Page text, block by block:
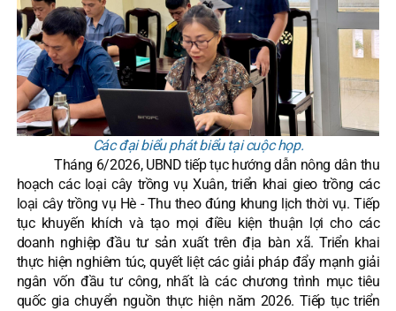
Các đại biểu phát biểu tại cuộc họp.
Tháng 6/2026, UBND tiếp tục hướng dẫn nông dân thu
hoạch các loại cây trồng vụ Xuân, triển khai gieo trồng các
loại cây trồng vụ Hè - Thu theo đúng khung lịch thời vụ. Tiếp
tục khuyến khích và tạo mọi điều kiện thuận lợi cho các
doanh nghiệp đầu tư sản xuất trên địa bàn xã. Triển khai
thực hiện nghiêm túc, quyết liệt các giải pháp đẩy mạnh giải
ngân vốn đầu tư công, nhất là các chương trình mục tiêu
quốc gia chuyển nguồn thực hiện năm 2026. Tiếp tục triển